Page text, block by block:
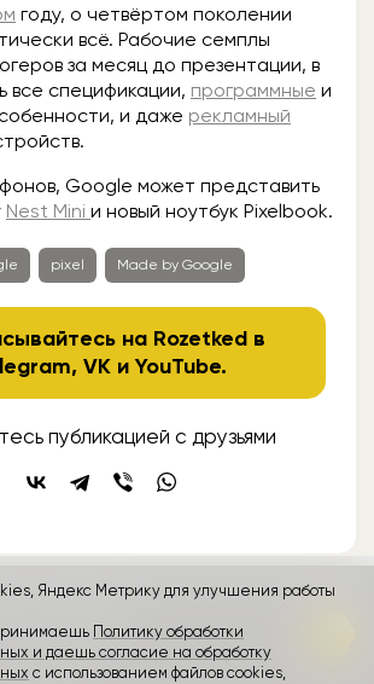
году, о четвёртом поколении
всё. Рабочие семплы
за месяц до презентации, в
все спецификации, программные и
и даже рекламный
Google может представить
Nest Mini и новый ноутбук Pixelbook.
pixel Made by Google
на Rozetked в
,VK иYouTube.
публикацией с друзьями
Яндекс Метрику для улучшения работы
Политику обработки
и даешь согласие на обработку
с использованием файлов cookies,